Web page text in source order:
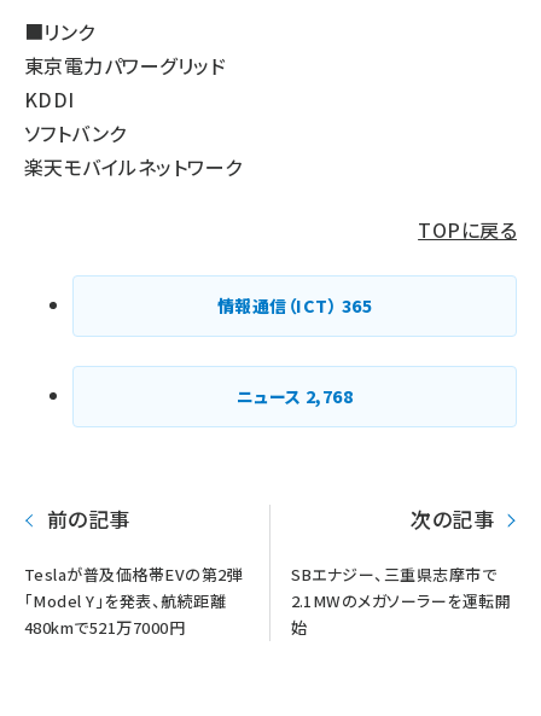
■リンク
東京電力パワーグリッド
KDDI
ソフトバンク
楽天モバイルネットワーク
TOPに戻る
情報通信（ICT） 365
ニュース 2,768
前の記事
Teslaが普及価格帯EVの第2弾
「Model Y」を発表、航続距離
480kmで521万7000円
次の記事
SBエナジー、三重県志摩市で
2.1MWのメガソーラーを運転開
始